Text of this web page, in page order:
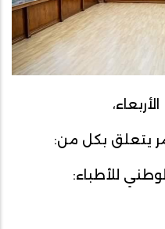
يتعلق بكل من:
للأطباء: